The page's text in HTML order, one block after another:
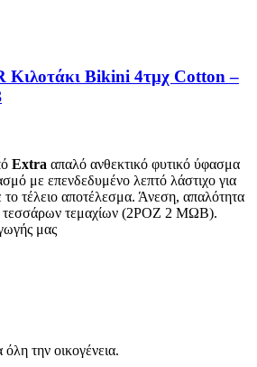
Bikini 4τμχ Cotton –
Extra απαλό ανθεκτικό φυτικό ύφασμα
με επενδεδυμένο λεπτό λάστιχο για
το τέλειο αποτέλεσμα. Άνεση, απαλότητα
τεσσάρων τεμαχίων (2ΡΟΖ 2 ΜΩΒ).
μας
την οικογένεια.